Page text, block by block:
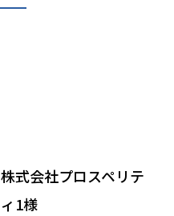
株式会社プロスペリテ
ィ1様